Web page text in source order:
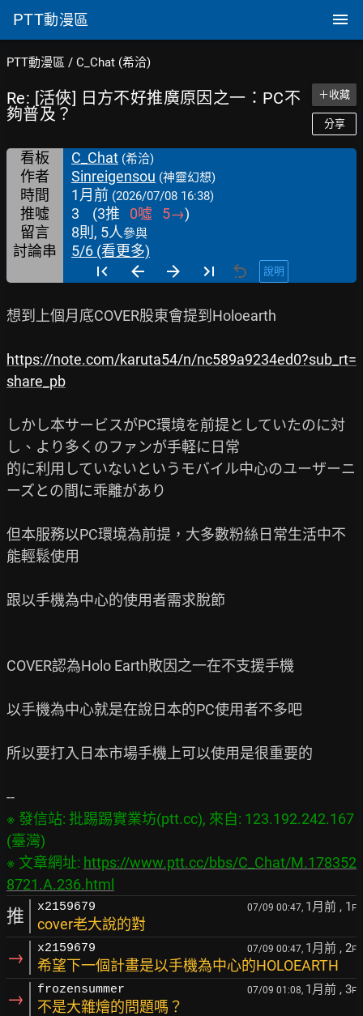
PTT動漫區
PTT動漫區 / C_Chat (希洽)
Re: [活俠] 日方不好推廣原因之一：PC不
夠普及？
＋收藏
分享
看板 C_Chat (希洽)
作者 Sinreigensou (神靈幻想)
時間 1月前 (2026/07/08 16:38)
推噓 3 (3推 0噓 5→)
留言
8則, 5人參與
討論串 5/6 (看更多)
說明
想到上個月底COVER股東會提到Holoearth
https://note.com/karuta54/n/nc589a9234ed0?sub_rt=
share_pb
しかし本サービスがPC環境を前提としていたのに対
し、より多くのファンが手軽に日常
的に利用していないというモバイル中心のユーザーニ
ーズとの間に乖離があり
但本服務以PC環境為前提，大多數粉絲日常生活中不
能輕鬆使用
跟以手機為中心的使用者需求脫節
COVER認為Holo Earth敗因之一在不支援手機
以手機為中心就是在說日本的PC使用者不多吧
所以要打入日本市場手機上可以使用是很重要的
※ 發信站: 批踢踢實業坊(ptt.cc), 來自: 123.192.242.167
(臺灣)
※ 文章網址: https://www.ptt.cc/bbs/C_Chat/M.178352
8721.A.236.html
推 x2159679 07/09 00:47, 1月前 , 1 F
cover老大說的對
→ x2159679 07/09 00:47, 1月前 , 2F
希望下一個計畫是以手機為中心的HOLOEARTH
→ frozensummer 07/09 01:08, 1月前 , 3F
不是大雜燴的問題嗎？